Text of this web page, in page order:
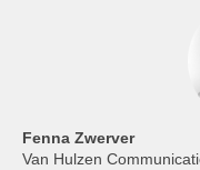
Fenna Zwerver
Van Hulzen